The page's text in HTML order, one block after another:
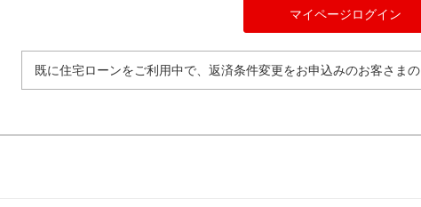
マイページログイン
既に住宅ローンをご利用中で、返済条件変更をお申込みのお客さま